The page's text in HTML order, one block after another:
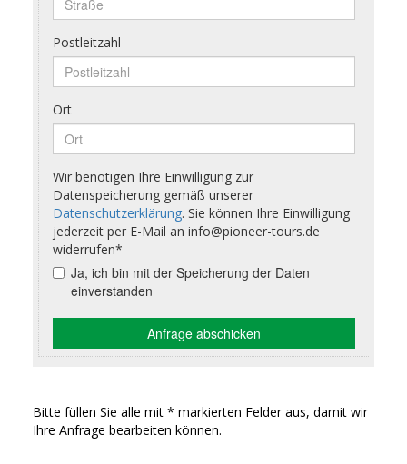
Bitte füllen Sie alle mit * markierten Felder aus, damit wir
Ihre Anfrage bearbeiten können.